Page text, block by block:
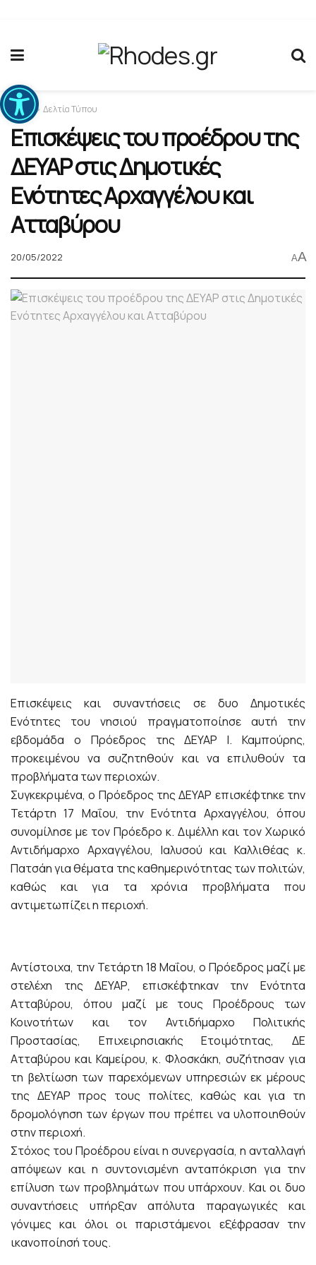
Ανοίξτε τη γραμμή εργαλείων
Home Δελτία Τύπου
Επισκέψεις του προέδρου της
ΔΕΥΑΡ στις Δημοτικές
Ενότητες Αρχαγγέλου και
Ατταβύρου
20/05/2022 AA
Επισκέψεις και συναντήσεις σε δυο Δημοτικές
Ενότητες του νησιού πραγματοποίησε αυτή την
εβδομάδα ο Πρόεδρος της ΔΕΥΑΡ Ι. Καμπούρης,
προκειμένου να συζητηθούν και να επιλυθούν τα
προβλήματα των περιοχών.
Συγκεκριμένα, ο Πρόεδρος της ΔΕΥΑΡ επισκέφτηκε την
Τετάρτη 17 Μαΐου, την Ενότητα Αρχαγγέλου, όπου
συνομίλησε με τον Πρόεδρο κ. Διμέλλη και τον Χωρικό
Αντιδήμαρχο Αρχαγγέλου, Ιαλυσού και Καλλιθέας κ.
Πατσάη για θέματα της καθημερινότητας των πολιτών,
καθώς και για τα χρόνια προβλήματα που
αντιμετωπίζει η περιοχή.
Αντίστοιχα, την Τετάρτη 18 Μαΐου, ο Πρόεδρος μαζί με
στελέχη της ΔΕΥΑΡ, επισκέφτηκαν την Ενότητα
Ατταβύρου, όπου μαζί με τους Προέδρους των
Κοινοτήτων και τον Αντιδήμαρχο Πολιτικής
Προστασίας, Επιχειρησιακής Ετοιμότητας, ΔΕ
Ατταβύρου και Καμείρου, κ. Φλοσκάκη, συζήτησαν για
τη βελτίωση των παρεχόμενων υπηρεσιών εκ μέρους
της ΔΕΥΑΡ προς τους πολίτες, καθώς και για τη
δρομολόγηση των έργων που πρέπει να υλοποιηθούν
στην περιοχή.
Στόχος του Προέδρου είναι η συνεργασία, η ανταλλαγή
απόψεων και η συντονισμένη ανταπόκριση για την
επίλυση των προβλημάτων που υπάρχουν. Και οι δυο
συναντήσεις υπήρξαν απόλυτα παραγωγικές και
γόνιμες και όλοι οι παριστάμενοι εξέφρασαν την
ικανοποίησή τους.